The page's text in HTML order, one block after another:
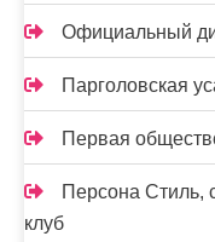
Официальный
Парголовская
Первая
Персона Стиль,
клуб